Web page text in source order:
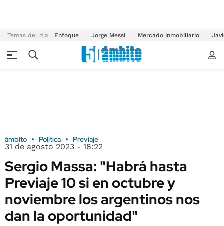
Temas del día Enfoque Jorge Messi Mercado inmobiliario
ámbito Política Previaje
31 de agosto 2023 - 18:22
Sergio Massa: "Habrá hasta
Previaje 10 si en octubre y
noviembre los argentinos nos
dan la oportunidad"